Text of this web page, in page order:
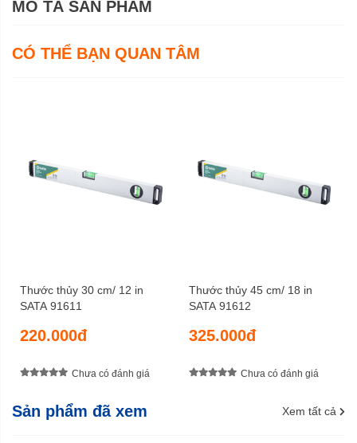
MÔ TẢ SẢN PHẨM
CÓ THỂ BẠN QUAN TÂM
Thước thủy 30 cm/ 12 in
SATA 91611
220.000đ
Chưa có đánh giá
Thước thủy 45 cm/ 18 in
SATA 91612
325.000đ
Chưa có đánh giá
Sản phẩm đã xem Xem tất cả